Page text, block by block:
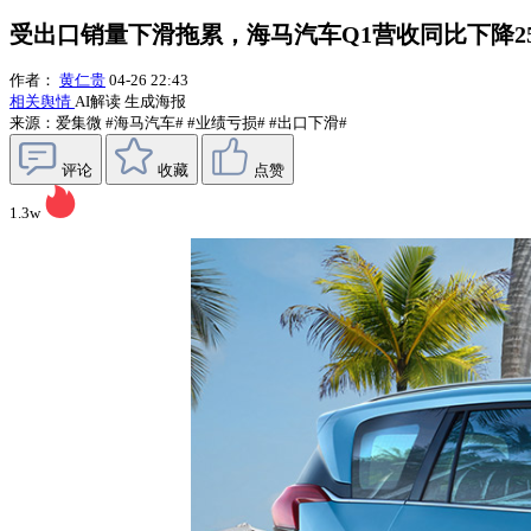
受出口销量下滑拖累，海马汽车Q1营收同比下降
作者： 黄仁贵 04-26 22:43
相关舆情 AI解读 生成海报
来源：爱集微 #海马汽车# #业绩亏损# #出口下滑#
评论 收藏 点赞
1.3w